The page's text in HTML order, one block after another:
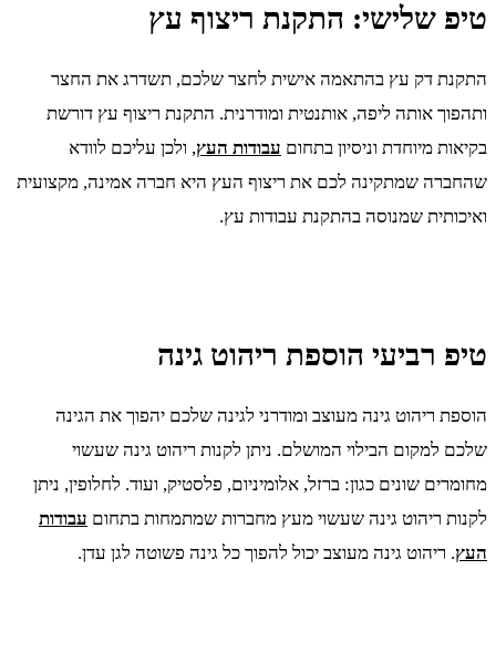
טיפ שלישי: התקנת ריצוף עץ
התקנת דק עץ בהתאמה אישית לחצר שלכם, תשדרג את החצר
ותהפוך אותה ליפה, אותנטית ומודרנית. התקנת ריצוף עץ דורשת
בקיאות מיוחדת וניסיון בתחום עבודות העץ, ולכן עליכם לוודא
שהחברה שמתקינה לכם את ריצוף העץ היא חברה אמינה, מקצועית
ואיכותית שמנוסה בהתקנת עבודות עץ.
טיפ רביעי הוספת ריהוט גינה
הוספת ריהוט גינה מעוצב ומודרני לגינה שלכם יהפוך את הגינה
שלכם למקום הבילוי המושלם. ניתן לקנות ריהוט גינה שעשוי
מחומרים שונים כגון: ברזל, אלומיניום, פלסטיק, ועוד. לחלופין, ניתן
לקנות ריהוט גינה שעשוי מעץ מחברות שמתמחות בתחום עבודות
העץ. ריהוט גינה מעוצב יכול להפוך כל גינה פשוטה לגן עדן.